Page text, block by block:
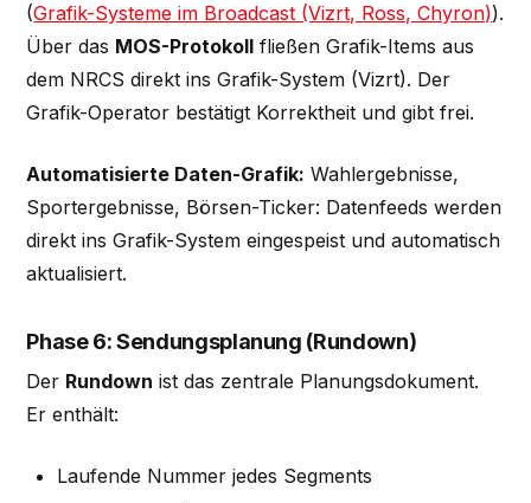
(Grafik-Systeme im Broadcast (Vizrt, Ross, Chyron)).
Über das MOS-Protokoll fließen Grafik-Items aus
dem NRCS direkt ins Grafik-System (Vizrt). Der
Grafik-Operator bestätigt Korrektheit und gibt frei.
Automatisierte Daten-Grafik: Wahlergebnisse,
Sportergebnisse, Börsen-Ticker: Datenfeeds werden
direkt ins Grafik-System eingespeist und automatisch
aktualisiert.
Phase 6: Sendungsplanung (Rundown)
Der Rundown ist das zentrale Planungsdokument.
Er enthält:
Laufende Nummer jedes Segments